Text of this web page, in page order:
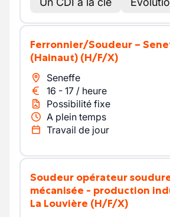
Ferronnier/Soudeur – Seneffe
(Hainaut) (H/F/X)
Seneffe
16 - 17 / heure
Possibilité fixe
A plein temps
Travail de jour
Soudeur opérateur soudure
mécanisée - production
La Louvière (H/F/X)